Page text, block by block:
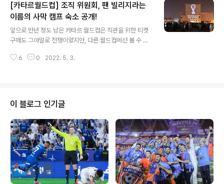
(쿠웨이트), 오만 항공 (오만), 사우디아 (사우디)와 손잡고
제공하게 될 매치데이 셔틀은 "(해당 국가에서) 지내시다가
카타르에서 24시간만 보내세요 (Stay in *** and spen
d 24 hours in Qatar)"라는 슬로건을 걸고 경기 당일 카
타르에 입국하여 경기를 본 후 바로 출국하는 셔틀 서비스
입니다. 네... 셔틀 버스의 여객기 버전이죠. 매..
[카타르월드컵] 조직 위원회, 팬 빌리지라는
이름의 사막 캠프 숙소 공개!
앞으로 반년 정도 남은 카타르 월드컵은 직관을 위한 티켓
구매도 그야말로 전쟁이었지만, 다른 월드컵에선 볼 수 없
확보 전쟁! 이를 보여주는 대표적인 예가 하나투어의 월드
한 달여가 지난 현재 남은 상품 역시... 불과 며칠 사이에 소
형차 1대 가격을 가볍게 상회하는 패키지 상품이 나온 이유
는 바로 카타르 내의 숙소가 현저하게 부족하기 때문입니
다. 현시점에서 297만명으로 추산되는 카타르 총인구를
상회하는 해외 축구팬들과 각국 선수단 및 취재단 등이 월
드컵이 개최되는 단 4주 동안에 ..
6 0 2022. 5. 3.
이 블로그 인기글